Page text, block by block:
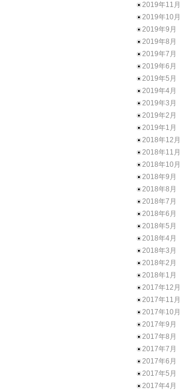
2019年11月
2019年10月
2019年9月
2019年8月
2019年7月
2019年6月
2019年5月
2019年4月
2019年3月
2019年2月
2019年1月
2018年12月
2018年11月
2018年10月
2018年9月
2018年8月
2018年7月
2018年6月
2018年5月
2018年4月
2018年3月
2018年2月
2018年1月
2017年12月
2017年11月
2017年10月
2017年9月
2017年8月
2017年7月
2017年6月
2017年5月
2017年4月